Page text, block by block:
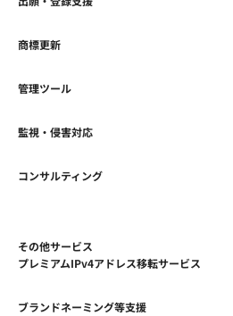
商標更新
管理ツール
監視・侵害対応
コンサルティング
その他サービス
プレミアムIPv4アドレス移転サービス
ブランドネーミング等支援